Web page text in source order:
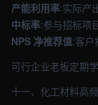
产能利用率:实际产
中标率:参与招标项
NPS 净推荐值:客户
可行企业老板定期
十一、化工材料高